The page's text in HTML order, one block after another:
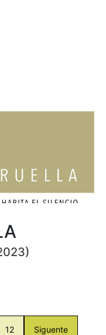
12 Siguente